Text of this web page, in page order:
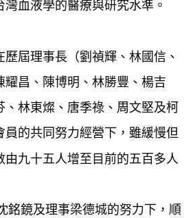
屆理事長（劉禎輝、林國信、
耀昌、陳博明、林勝豐、楊吉
林東燦、唐季祿、周文堅及柯
員的共同努力經營下，雖緩慢但
銘鏡及理事梁德城的努力下，順